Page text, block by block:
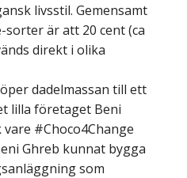
livsstil. Gemensamt
sorter är att 20 cent (ca
direkt i olika
dadelmassan till ett
lilla företaget Beni
#Choco4Change
Ghreb kunnat bygga
som